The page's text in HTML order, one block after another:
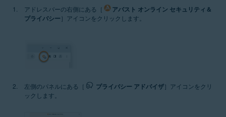
アドレスバーの右側にある［
アバスト オンライン セキュリティ＆
プライバシー ］アイコンをクリックします。
左側のパネルにある［ プライバシー アドバイザ］アイコンをクリ
ックします。